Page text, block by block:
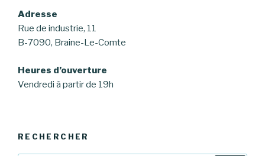
Adresse
Rue de industrie, 11
B-7090, Braine-Le-Comte
Heures d’ouverture
Vendredi à partir de 19h
RECHERCHER